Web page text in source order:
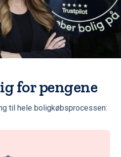
for pengene
til hele boligkøbsprocessen: